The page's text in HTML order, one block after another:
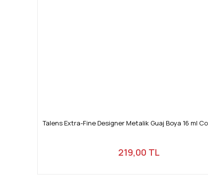
Talens Extra-Fine Designer Metalik Guaj Boya 16 ml
219,00 TL